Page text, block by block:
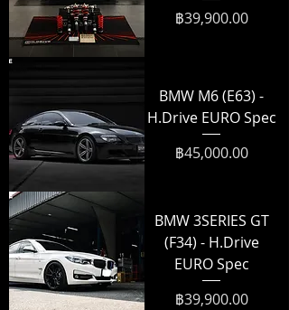
ราคา
฿39,900.00
BMW M6 (E63) -
H.Drive EURO Spec
ราคา
฿45,000.00
BMW 3SERIES GT
(F34) - H.Drive
EURO Spec
ราคา
฿39,900.00